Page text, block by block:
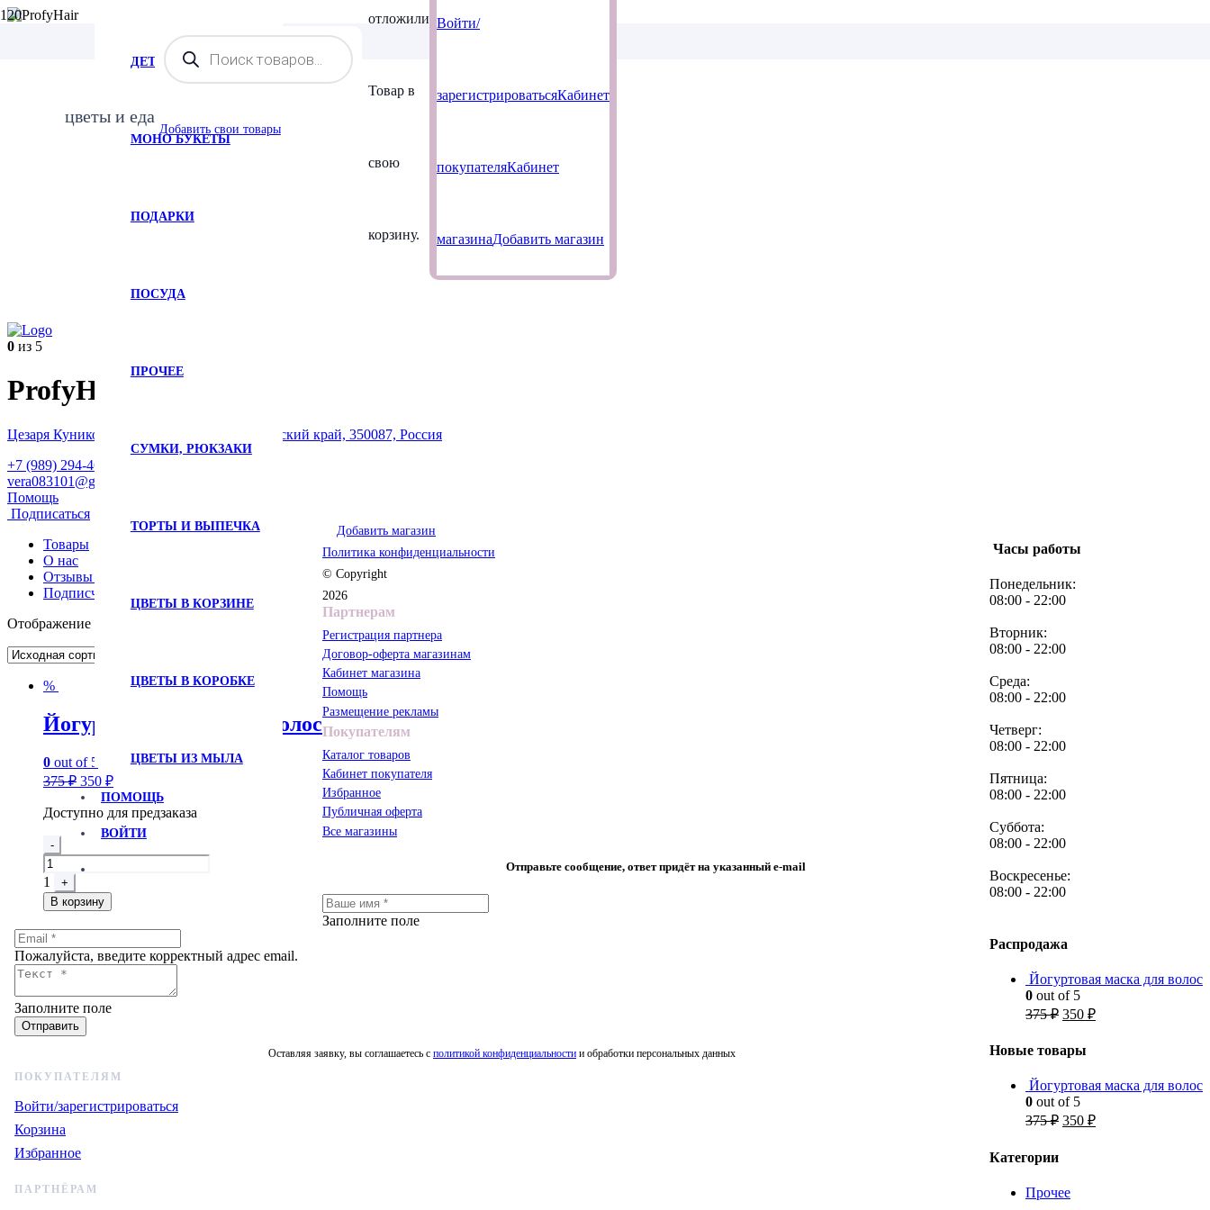
ДЕТСКИЕ ТОВАРЫ
МОНО БУКЕТЫ
ПОДАРКИ
ПОСУДА
ПРОЧЕЕ
СУМКИ, РЮКЗАКИ
ТОРТЫ И ВЫПЕЧКА
ЦВЕТЫ В КОРЗИНЕ
ЦВЕТЫ В КОРОБКЕ
ЦВЕТЫ ИЗ МЫЛА
ПОМОЩЬ
ВОЙТИ
цветы и еда
Поиск
товаров
Добавить свои товары
отложили
Товар в
свою
корзину.
Войти/
зарегистрироватьсяКабинет
покупателяКабинет
магазинаДобавить магазин
0 из 5
ProfyHair
Цезаря Куникова, 35, Краснодар, Краснодарский край, 350087, Россия
+7 (989) 294-46-44
vera083101@gmail.com
Помощь
Подписаться
Товары
О нас
Отзывы (
Подписчики (
Отображение единственного товара
%
Йогуртовая маска для волос
0 out of 5
375₽ Первоначальная
цена
составляла
375 ₽.
350 ₽Текущая
цена:
350 ₽.
Доступно для предзаказа
Quantity
-
1
+
В корзину
Часы работы
Понедельник:
08:00 - 22:00
Вторник:
08:00 - 22:00
Среда:
08:00 - 22:00
Четверг:
08:00 - 22:00
Пятница:
08:00 - 22:00
Суббота:
08:00 - 22:00
Воскресенье:
08:00 - 22:00
Распродажа
Йогуртовая маска для волос
0 out of 5
375₽ Первоначальная
375 ₽.
350 ₽Текущая
Новые товары
Йогуртовая маска для волос
0 out of 5
375₽ Первоначальная
350 ₽Текущая
Категории
Прочее
Добавить магазин
Политика конфиденциальности
© Copyright
2026
Партнерам
Регистрация партнера
Договор-оферта магазинам
Кабинет магазина
Помощь
Размещение рекламы
Покупателям
Каталог товаров
Кабинет покупателя
Избранное
Публичная оферта
Все магазины
Отправьте сообщение, ответ придёт на указанный e-mail
Заполните поле
Пожалуйста, введите корректный адрес email.
Заполните поле
Отправить
Оставляя заявку, вы соглашаетесь с политикой конфиденциальности и обработки персональных данных
ПОКУПАТЕЛЯМ
Войти/зарегистрироваться
Корзина
Избранное
ПАРТНЁРАМ